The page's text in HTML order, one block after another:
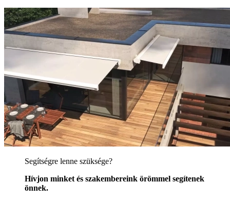
Segítségre lenne szüksége?
Hívjon minket és szakembereink örömmel segítenek
önnek.